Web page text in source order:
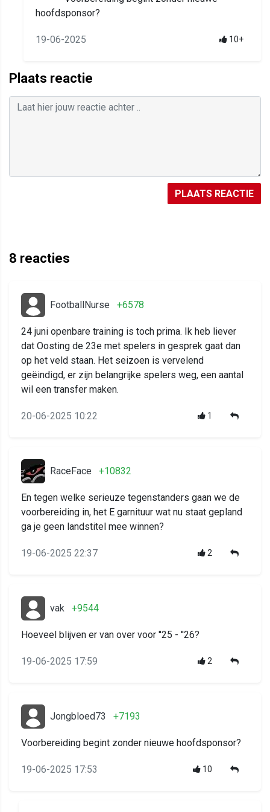
hoofdsponsor?
19-06-2025 10+
Plaats reactie
PLAATS REACTIE
8 reacties
FootballNurse +6578
24 juni openbare training is toch prima. Ik heb liever
dat Oosting de 23e met spelers in gesprek gaat dan
op het veld staan. Het seizoen is vervelend
geëindigd, er zijn belangrijke spelers weg, een aantal
wil een transfer maken.
20-06-2025 10:22 1
RaceFace +10832
En tegen welke serieuze tegenstanders gaan we de
voorbereiding in, het E garnituur wat nu staat gepland
ga je geen landstitel mee winnen?
19-06-2025 22:37 2
vak +9544
Hoeveel blijven er van over voor ''25 - ''26?
19-06-2025 17:59 2
Jongbloed73 +7193
Voorbereiding begint zonder nieuwe hoofdsponsor?
19-06-2025 17:53 10